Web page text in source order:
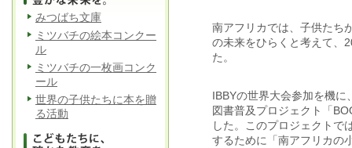
南アフリカでは、子供たち
の未来をひらくと考えて、
た。
IBBYの世界大会参加を機
図書普及プロジェクト「
した。このプロジェクトで
するために「南アフリカの
みつばち文庫
ミツバチの絵本コンクー
ル
ミツバチの一枚画コンク
ール
世界の子供たちに本を贈
る活動